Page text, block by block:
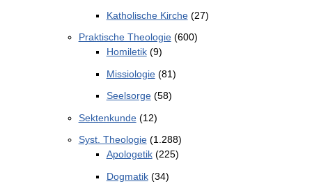
Katholische Kirche(27)
Praktische Theologie(600)
Homiletik(9)
Missiologie(81)
Seelsorge(58)
Sektenkunde(12)
Syst. Theologie(1.288)
Apologetik(225)
Dogmatik(34)